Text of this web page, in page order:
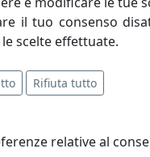
rigorosamente
il tuo consenso
scelte effettuate.
Rifiuta tutto
relative al